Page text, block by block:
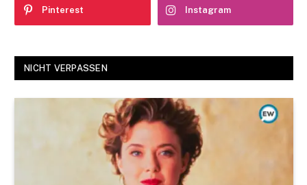
Pinterest Instagram
NICHT VERPASSEN